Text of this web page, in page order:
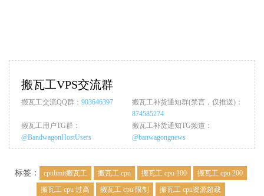
搬瓦工VPS交流群
搬瓦工交流QQ群： 903646397
搬瓦工补货通知群(禁言，仅推送)：
874585274
搬瓦工用户TG群：
@BandwagonHostUsers
搬瓦工补货通知TG频道：
@banwagongnews
标签： cpulimit搬瓦工 搬瓦工 cpu 搬瓦工 cpu 100
搬瓦工 cpu 200
搬瓦工 cpu 过高
搬瓦工 cpu 限制
搬瓦工 cpu资源超载